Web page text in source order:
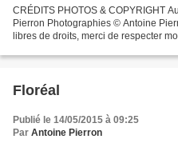
CRÉDITS PHOTOS & COPYRIGHT
Pierron Photographies © Antoine
libres de droits, merci de respecter
Floréal
Publié le 14/05/2015 à 09:25
Par Antoine Pierron